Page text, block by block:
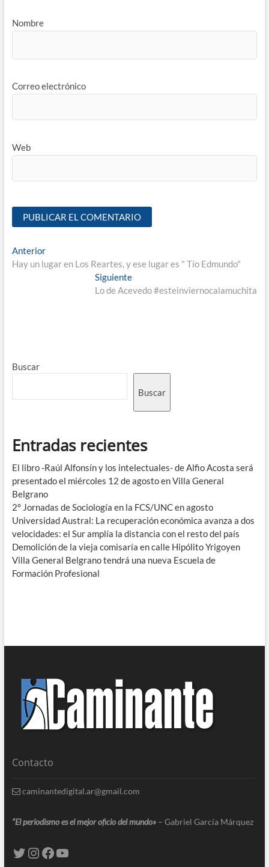
Nombre
Correo electrónico
Web
Anterior
Hay un lugar en Los Reartes, y ese lugar es " Tío Edmundo"
Siguiente
Lo de Acevedo #esteinviernocalamuchita
Buscar
Buscar
Entradas recientes
El libro -Raúl Alfonsín y los intelectuales- de Alfio Acosta será
presentado el miércoles 12 de agosto en Villa General
Belgrano
2° Jornadas de Sociología en la FCS/UNC en agosto
Universidad Austral: La recuperación económica avanza a dos
velocidades: el Sur amplía la distancia con el resto del país
Demolición de la vieja comisaría en calle Hipólito Yrigoyen
Villa General Belgrano tendrá una nueva Escuela de
Formación Profesional
Contacto
caminantedigital.ar@gmail.com
“El periodismo es el mejor oficio del mundo» – Gabriel García Márquez